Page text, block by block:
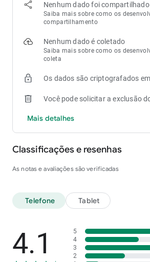
Nenhum dado foi
Saiba mais sobre como os
compartilhamento
Nenhum dado é coletado
Saiba mais sobre como os
coleta
Os dados são criptografados
Você pode solicitar a exclusão
Mais detalhes
Classificações e resenhas
As notas e avaliações são verificadas
Telefone Tablet
4.1
5
4
3
2